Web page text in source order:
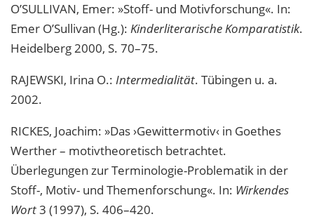
O’SULLIVAN, Emer: »Stoff- und Motivforschung«. In:
Emer O’Sullivan (Hg.): Kinderliterarische Komparatistik.
Heidelberg 2000, S. 70–75.
RAJEWSKI, Irina O.: Intermedialität. Tübingen u. a.
2002.
RICKES, Joachim: »Das ›Gewittermotiv‹ in Goethes
Werther – motivtheoretisch betrachtet.
Überlegungen zur Terminologie-Problematik in der
Stoff-, Motiv- und Themenforschung«. In: Wirkendes
Wort3 (1997), S. 406–420.